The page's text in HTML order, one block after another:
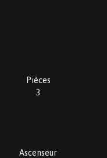
Pièces
3
Ascenseur